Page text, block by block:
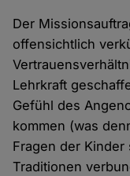
Der
offensichtlich
Lehrkraft
Gefühl des
kommen (was
Fragen der
Traditionen